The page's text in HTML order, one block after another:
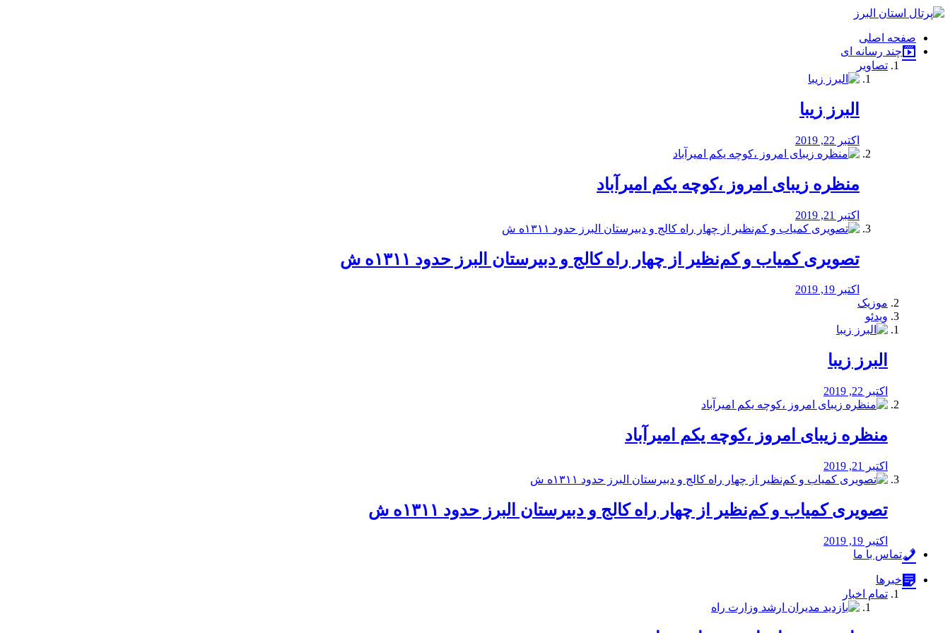
فصد
شرق
تهران
خشکشویی
صفحه اصلی
چند رسانه ای
تصاویر
البرز زیبا
اکتبر 22, 2019
منظره‌‌ زیبای امروز ،کوچه یکم امیرآباد
اکتبر 21, 2019
️تصویری کمیاب و کم‌نظیر از چهار راه كالج و دبيرستان البرز حدود ۱۳۱۱ه ش
اکتبر 19, 2019
موزیک
ویدئو
البرز زیبا
اکتبر 22, 2019
منظره‌‌ زیبای امروز ،کوچه یکم امیرآباد
اکتبر 21, 2019
️تصویری کمیاب و کم‌نظیر از چهار راه كالج و دبيرستان البرز حدود ۱۳۱۱ه ش
اکتبر 19, 2019
تماس با ما
خبرها
تمام اخبار